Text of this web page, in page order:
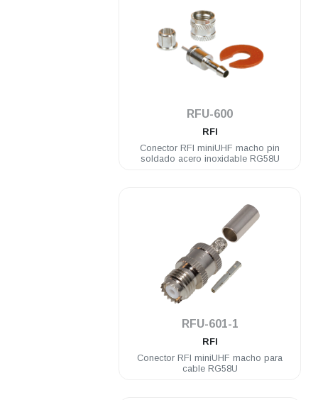
RFU-600
RFI
Conector RFI miniUHF macho pin
soldado acero inoxidable RG58U
RFU-601-1
RFI
Conector RFI miniUHF macho para
cable RG58U